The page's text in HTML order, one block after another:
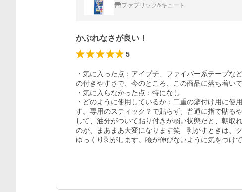
ファブリック&キュート
かぶれなさが良い！
5
・気に入った点：アイプチ、ファイバー系テープな
の付きやすさで、今のところ、この商品に落ち着いて
・気に入らなかった点：特になし
・どのように使用しているか：二重の癖付け用に使
す。専用のスティック？で貼らず、普通に指で貼る
して、油分がついて貼り付きが弱い状態だと、朝取
のが、まあまあ大変になります笑　剥がすときは、
ゆっくり剥がします。瞼が伸びないように気をつけ